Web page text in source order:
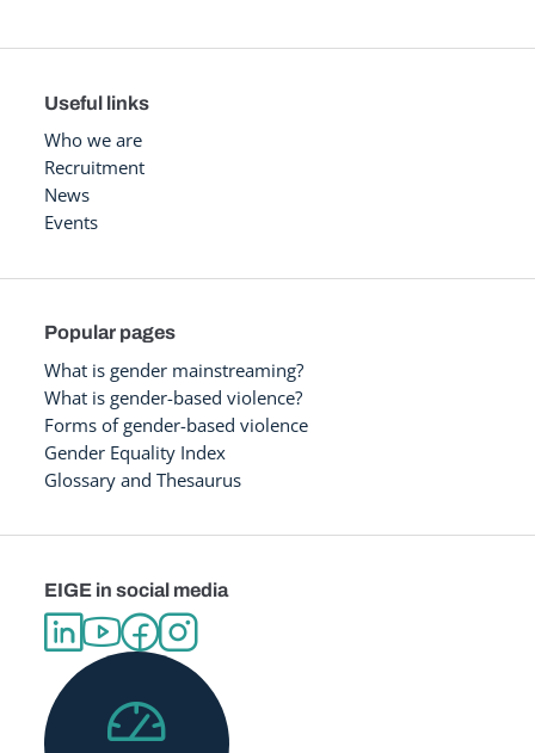
Useful links
Who we are
Recruitment
News
Events
Popular pages
What is gender mainstreaming?
What is gender-based violence?
Forms of gender-based violence
Gender Equality Index
Glossary and Thesaurus
EIGE in social media